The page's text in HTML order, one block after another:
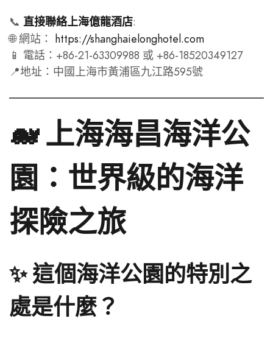
📞 直接聯絡上海億龍酒店:
🌐 網站： https://shanghaielonghotel.com
📱 電話：+86-21-63309988 或 +86-18520349127
📍地址：中國上海市黃浦區九江路595號
🐋 上海海昌海洋公
園：世界級的海洋
探險之旅
✨ 這個海洋公園的特別之
處是什麼？